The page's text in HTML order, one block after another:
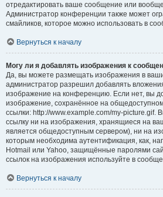
отредактировать ваше сообщение или
Администратор конференции также может
смайликов, которое можно использовать в
Вернуться к началу
Могу ли я добавлять изображения к
Да, вы можете размещать изображения в
администратор разрешил добавлять
изображение на конференцию. Если нет, вы
изображение, сохранённое на
ссылки: http://www.example.com/my-picture.gif.
ссылку ни на изображения, хранящиеся на
является общедоступным сервером), ни на
которым необходима аутентификация, как,
Hotmail или Yahoo, защищённые паролями
ссылок на изображения используйте в
Вернуться к началу